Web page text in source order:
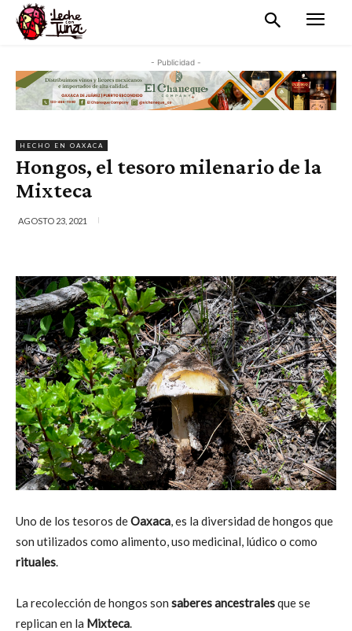
- Publicidad -
HECHO EN OAXACA
Hongos, el tesoro milenario de la
Mixteca
AGOSTO 23, 2021
Uno de los tesoros deOaxaca, es la diversidad de hongos que
son utilizados como alimento, uso medicinal, lúdico o como
rituales.
La recolección de hongos son saberes ancestralesque se
replican en la Mixteca.